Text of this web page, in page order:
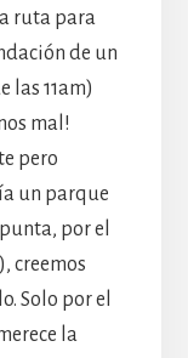
ruta para
de un
las 11am)
mal!
pero
un parque
por el
creemos
Solo por el
la